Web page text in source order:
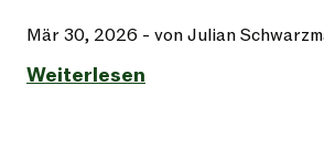
Mär 30, 2026 - von Julian
Weiterlesen